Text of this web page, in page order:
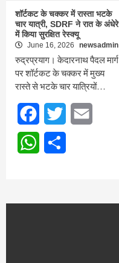
शॉर्टकट के चक्कर में रास्ता भटके
चार यात्री, SDRF ने रात के अंधेरे
में किया सुरक्षित रेस्क्यू
June 16, 2026 newsadmin
रुद्रप्रयाग। केदारनाथ पैदल मार्ग
पर शॉर्टकट के चक्कर में मुख्य
रास्ते से भटके चार यात्रियों…
FacebookTwitter
WhatsApp